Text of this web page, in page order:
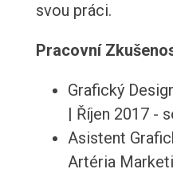
svou práci.
Pracovní
Grafický
| Říjen 2017 -
Asistent
Artéria